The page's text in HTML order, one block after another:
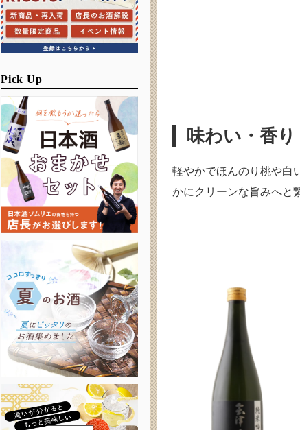
Pick Up
味わい・香り
軽やかでほんのり桃や白
かにクリーンな旨みへと